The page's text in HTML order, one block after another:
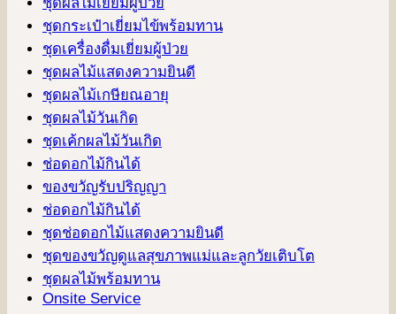
ชุดกระเป๋าเยี่ยมไข้พร้อมทาน
ชุดเครื่องดื่มเยี่ยมผู้ป่วย
ชุดผลไม้แสดงความยินดี
ชุดผลไม้เกษียณอายุ
ชุดผลไม้วันเกิด
ชุดเค้กผลไม้วันเกิด
ช่อดอกไม้กินได้
ของขวัญรับปริญญา
ช่อดอกไม้กินได้
ชุดช่อดอกไม้แสดงความยินดี
ชุดของขวัญดูแลสุขภาพแม่และลูกวัยเติบโต
ชุดผลไม้พร้อมทาน
Onsite Service